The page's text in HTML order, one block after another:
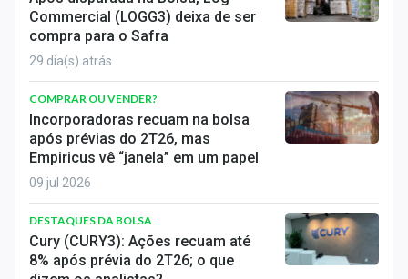
Commercial (LOGG3) deixa de ser
compra para o Safra
29 dia(s) atrás
COMPRAR OU VENDER?
Incorporadoras recuam na bolsa
após prévias do 2T26, mas
Empiricus vê “janela” em um papel
09 jul 2026
DESTAQUES DA BOLSA
Cury (CURY3): Ações recuam até
8% após prévia do 2T26; o que